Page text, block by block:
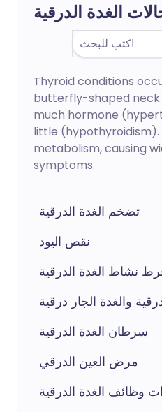
الغدة الدرقية
Thyroid conditions
butterfly-shaped
much hormone
little (hypothyroidism).
metabolism, causing
symptoms.
تضخم الغدة الدرقية
نقص اليود
نشاط الغدة الدرقية
والغدة الجار درقية
سرطان الغدة الدرقية
مرض العين الدرقي
وظائف الغدة الدرقية